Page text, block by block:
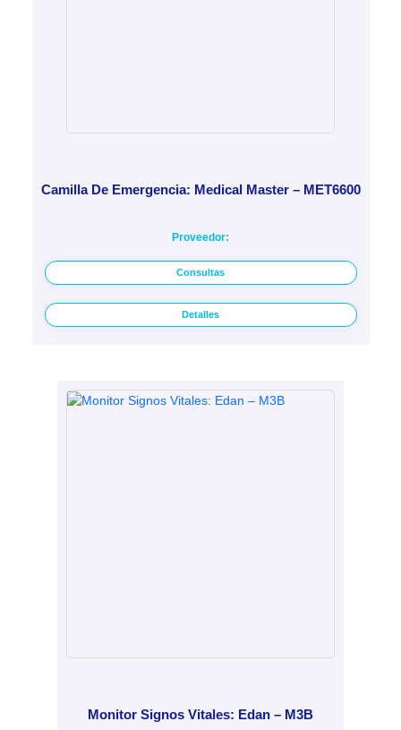
Camilla De Emergencia: Medical Master – MET6600
Proveedor:
Consultas
Detalles
Monitor Signos Vitales: Edan – M3B